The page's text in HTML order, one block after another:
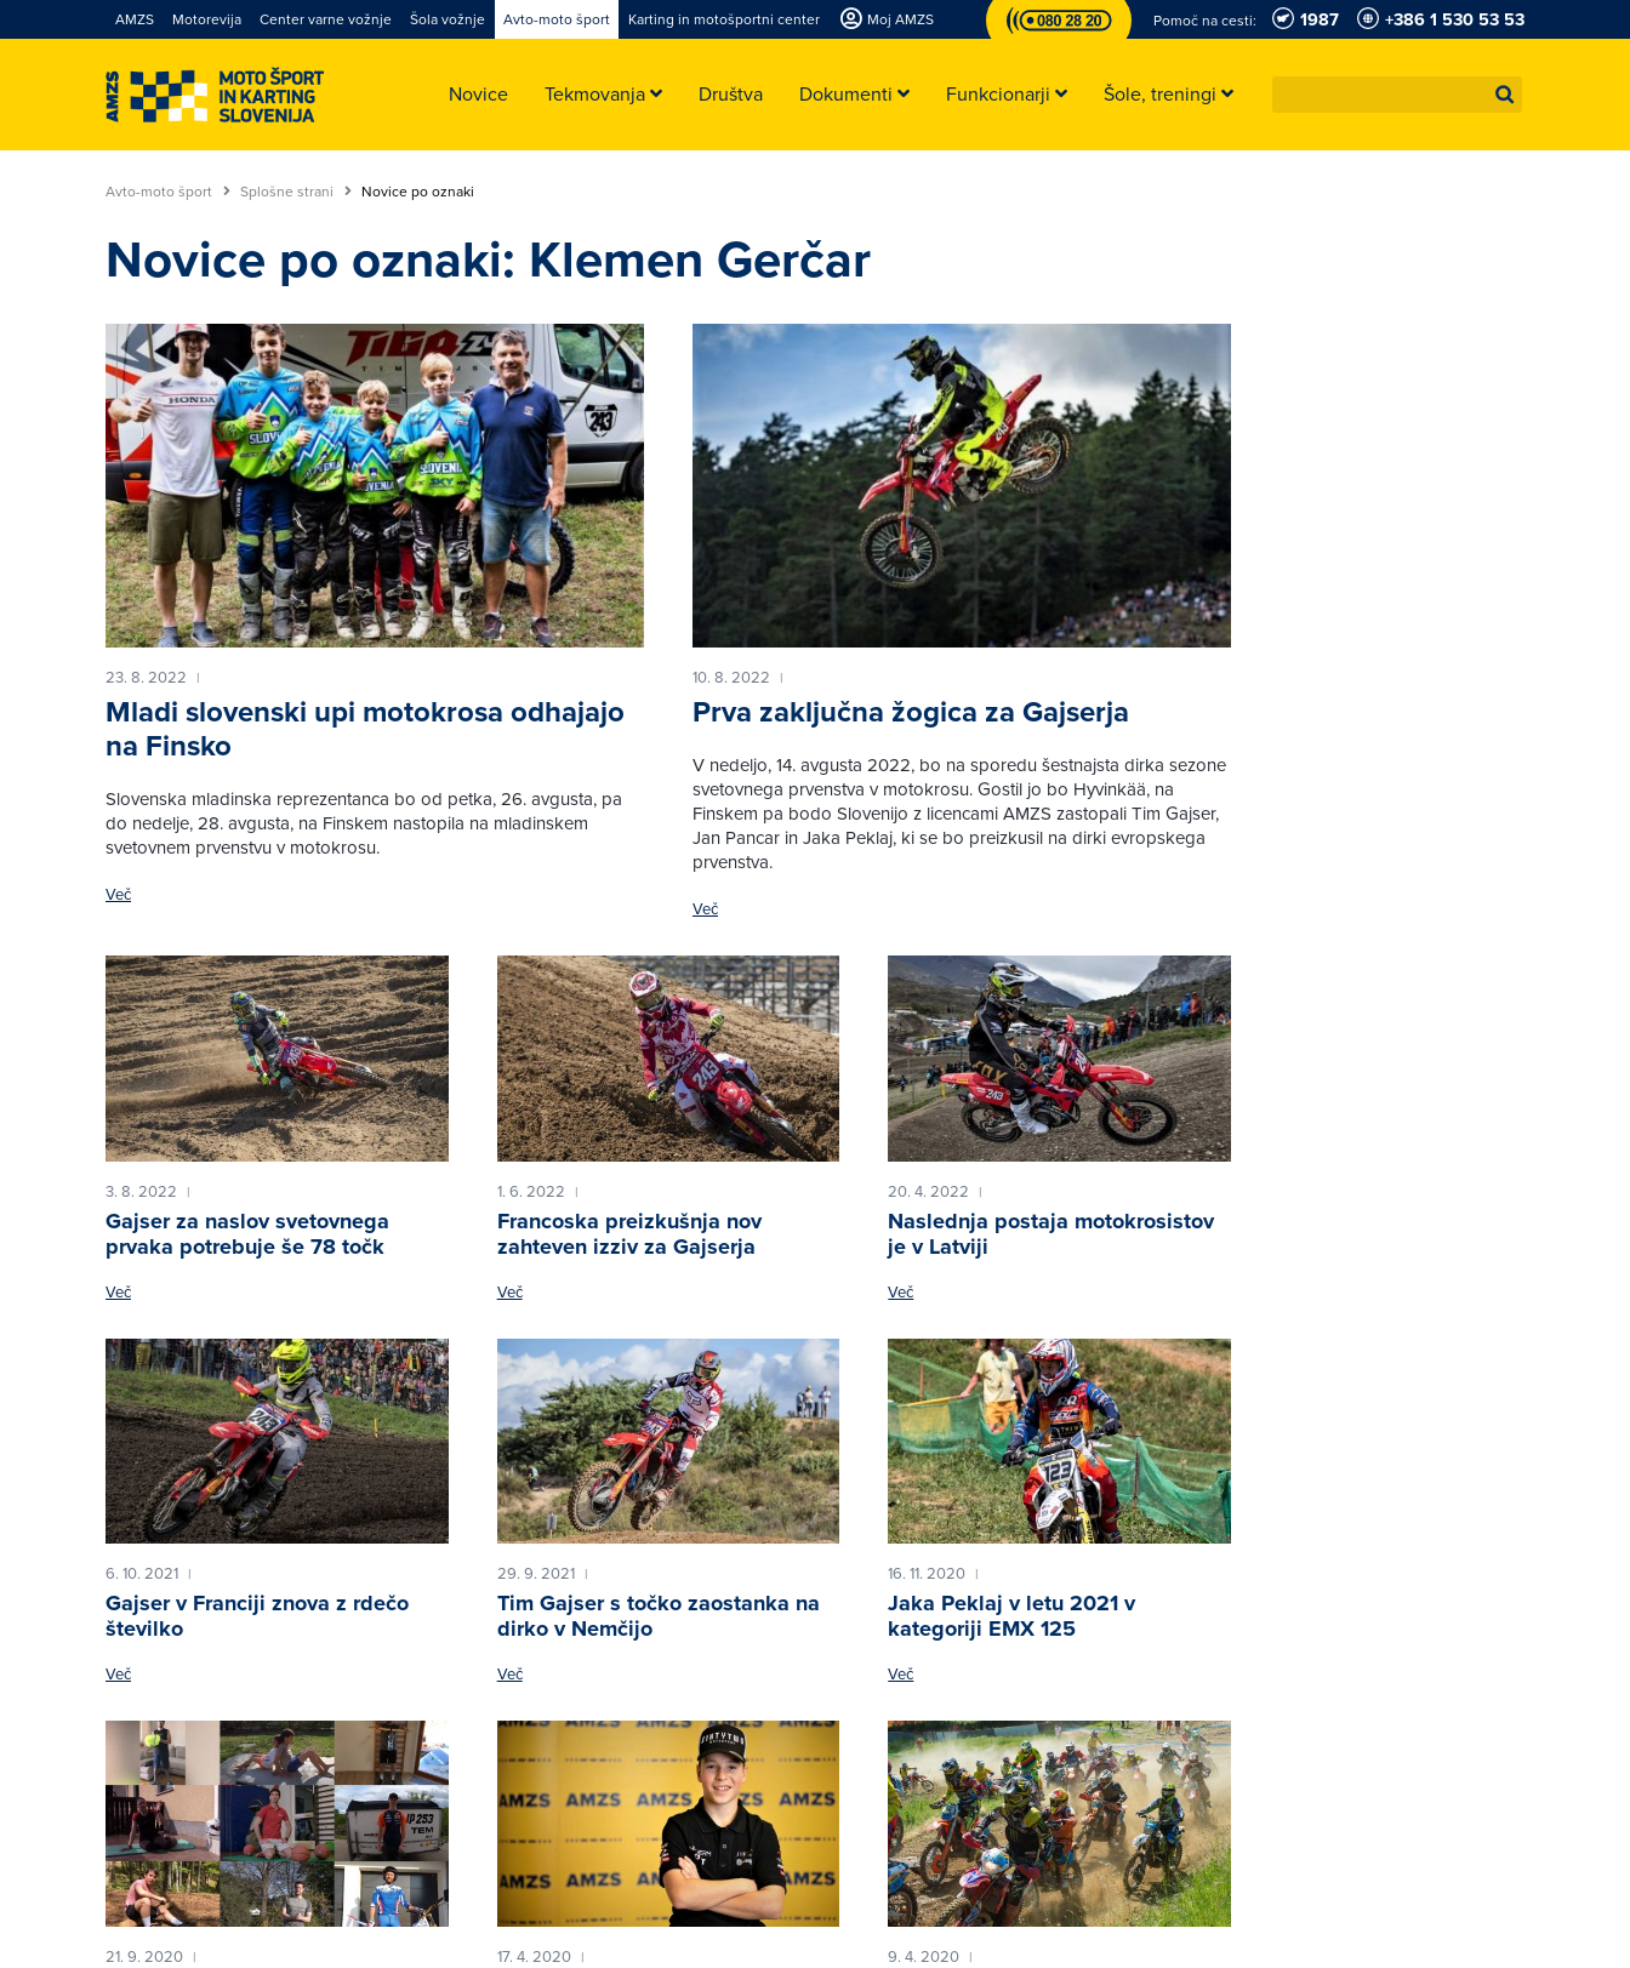
AMZS Motorevija Center varne vožnje Šola vožnje Avto-moto šport Karting in motošportni center Moj AMZS Pomoč na cesti: 1987 +386 1 530 53 53
Novice Tekmovanja Društva Dokumenti Funkcionarji Šole, treningi
Avto-moto šport Splošne strani Novice po oznaki
Novice po oznaki: Klemen Gerčar
23. 8. 2022 |
Mladi slovenski upi motokrosa odhajajo
na Finsko
Slovenska mladinska reprezentanca bo od petka, 26. avgusta, pa
do nedelje, 28. avgusta, na Finskem nastopila na mladinskem
svetovnem prvenstvu v motokrosu.
Več
10. 8. 2022 |
Prva zaključna žogica za Gajserja
V nedeljo, 14. avgusta 2022, bo na sporedu šestnajsta dirka sezone
svetovnega prvenstva v motokrosu. Gostil jo bo Hyvinkää, na
Finskem pa bodo Slovenijo z licencami AMZS zastopali Tim Gajser,
Jan Pancar in Jaka Peklaj, ki se bo preizkusil na dirki evropskega
prvenstva.
Več
3. 8. 2022 |
Gajser za naslov svetovnega
prvaka potrebuje še 78 točk
Več
1. 6. 2022 |
Francoska preizkušnja nov
zahteven izziv za Gajserja
Več
20. 4. 2022 |
Naslednja postaja motokrosistov
je v Latviji
Več
6. 10. 2021 |
Gajser v Franciji znova z rdečo
številko
Več
29. 9. 2021 |
Tim Gajser s točko zaostanka na
dirko v Nemčijo
Več
16. 11. 2020 |
Jaka Peklaj v letu 2021 v
kategoriji EMX 125
Več
21. 9. 2020 | 17. 4. 2020 | 9. 4. 2020 |